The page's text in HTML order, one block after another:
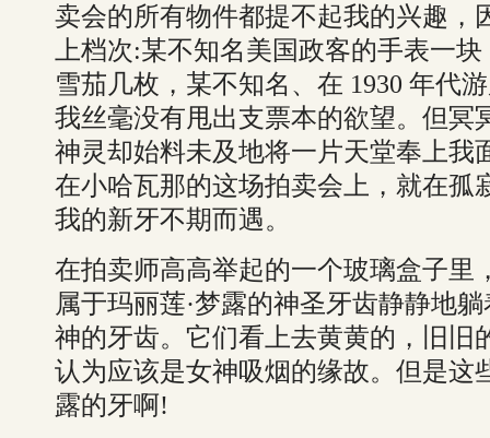
卖会的所有物件都提不起我的兴趣，
上档次:某不知名美国政客的手表一
雪茄几枚，某不知名、在 1930 年代
我丝毫没有甩出支票本的欲望。但冥
神灵却始料未及地将一片天堂奉上我
在小哈瓦那的这场拍卖会上，就在孤
我的新牙不期而遇。
在拍卖师高高举起的一个玻璃盒子里
属于玛丽莲·梦露的神圣牙齿静静地
神的牙齿。它们看上去黄黄的，旧旧
认为应该是女神吸烟的缘故。但是这
露的牙啊!